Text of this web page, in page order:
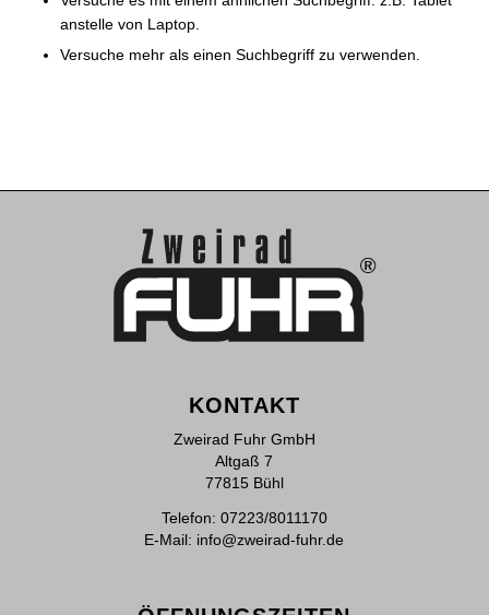
anstelle von Laptop.
Versuche mehr als einen Suchbegriff zu verwenden.
KONTAKT
Zweirad Fuhr GmbH
Altgaß 7
77815 Bühl
Telefon: 07223/8011170
E-Mail: info@zweirad-fuhr.de